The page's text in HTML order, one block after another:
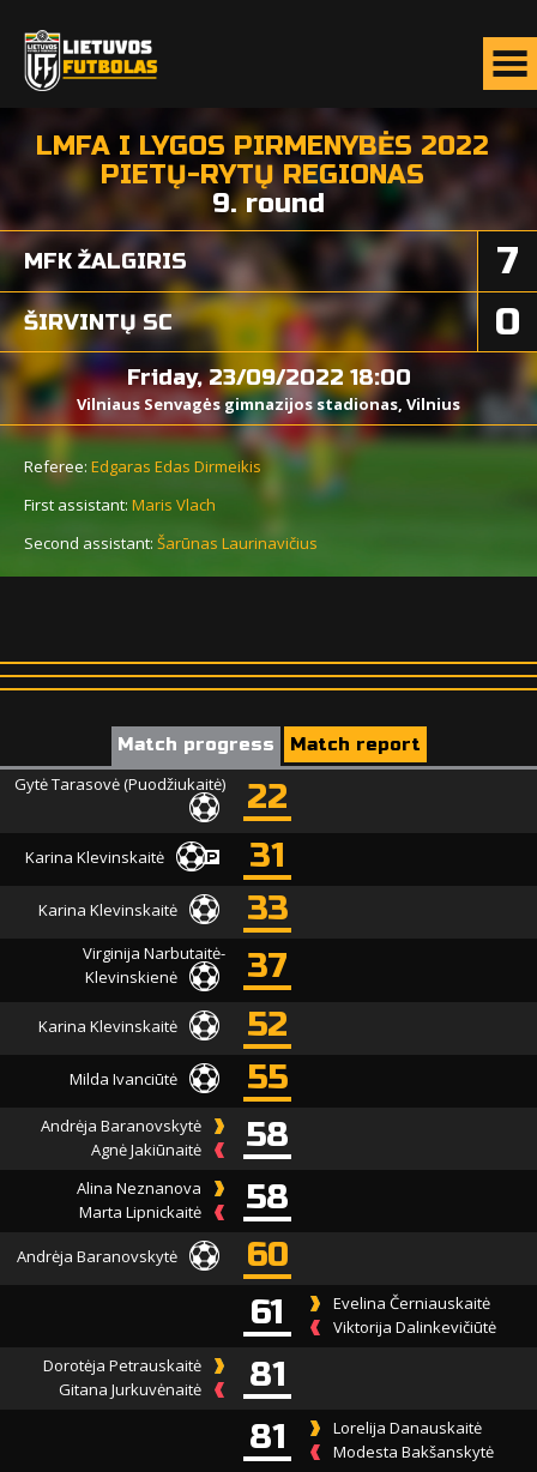
LMFA I LYGOS PIRMENYBĖS 2022
PIETŲ-RYTŲ REGIONAS
9. round
7
MFK ŽALGIRIS
ŠIRVINTŲ SC 0
Friday, 23/09/2022 18:00
Vilniaus Senvagės gimnazijos stadionas, Vilnius
Referee: Edgaras Edas Dirmeikis
First assistant: Maris Vlach
Second assistant: Šarūnas Laurinavičius
Match progress
Match report
Gytė Tarasovė (Puodžiukaitė)
22
Karina Klevinskaitė 31
Karina Klevinskaitė 33
Virginija Narbutaitė-
Klevinskienė
37
Karina Klevinskaitė 52
Milda Ivanciūtė 55
Andrėja Baranovskytė
Agnė Jakiūnaitė
58
Alina Neznanova
Marta Lipnickaitė
58
Andrėja Baranovskytė
60
61
Evelina Černiauskaitė
Viktorija Dalinkevičiūtė
Dorotėja Petrauskaitė
Gitana Jurkuvėnaitė
81
81
Lorelija Danauskaitė
Modesta Bakšanskytė